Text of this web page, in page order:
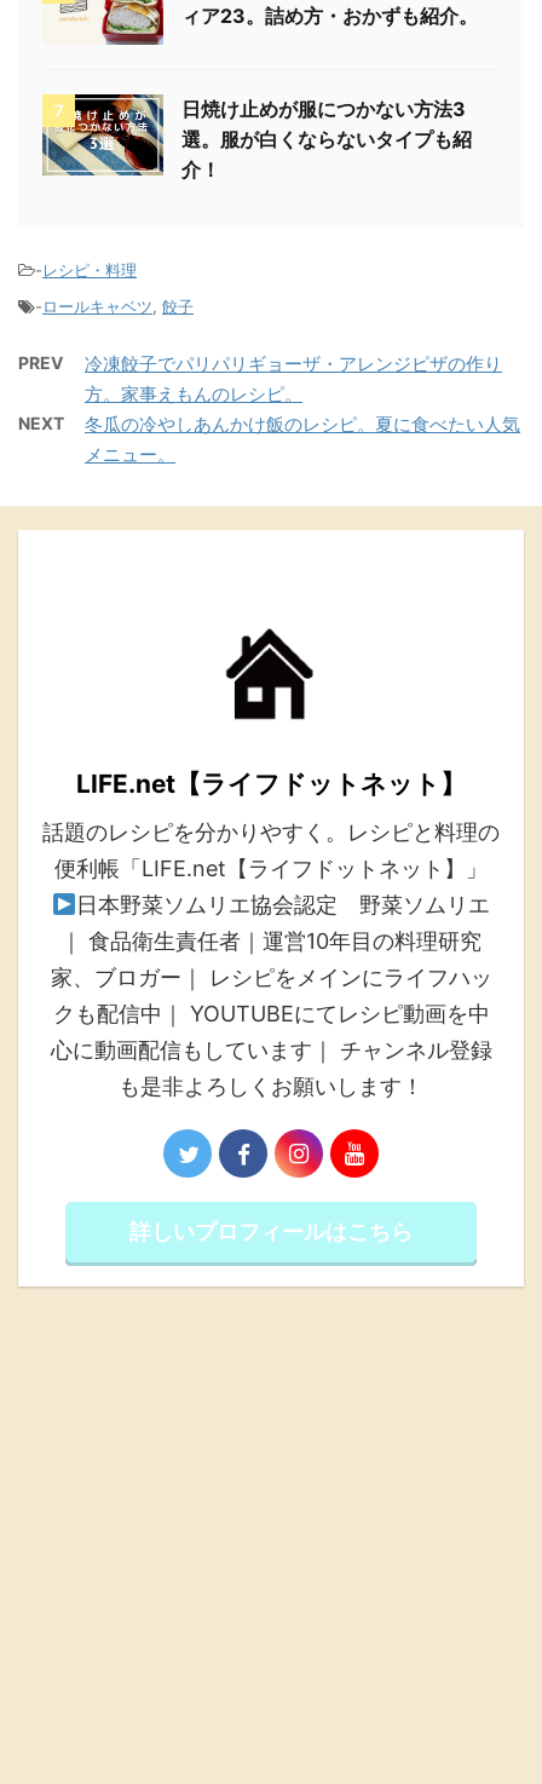
ィア23。詰め方・おかずも紹介。
7
日焼け止めが服につかない方法3
選。服が白くならないタイプも紹
介！
-レシピ・料理
-ロールキャベツ, 餃子
PREV
冷凍餃子でパリパリギョーザ・アレンジピザの作り
方。家事えもんのレシピ。
NEXT
冬瓜の冷やしあんかけ飯のレシピ。夏に食べたい人気
メニュー。
LIFE.net【ライフドットネット】
話題のレシピを分かりやすく。レシピと料理の
便利帳「LIFE.net【ライフドットネット】」
日本野菜ソムリエ協会認定 野菜ソムリエ
｜ 食品衛生責任者｜運営10年目の料理研究
家、ブロガー｜ レシピをメインにライフハッ
クも配信中｜ YOUTUBEにてレシピ動画を中
心に動画配信もしています｜ チャンネル登録
も是非よろしくお願いします！
詳しいプロフィールはこちら